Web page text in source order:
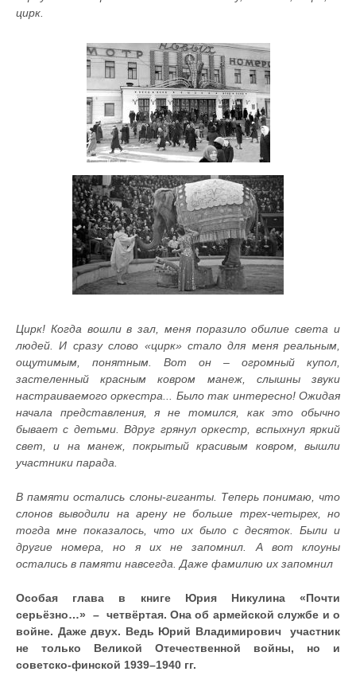
цирк.
Цирк! Когда вошли в зал, меня поразило обилие света и
людей. И сразу слово «цирк» стало для меня реальным,
ощутимым, понятным. Вот он – огромный купол,
застеленный красным ковром манеж, слышны звуки
настраиваемого оркестра... Было так интересно! Ожидая
начала представления, я не томился, как это обычно
бывает с детьми. Вдруг грянул оркестр, вспыхнул яркий
свет, и на манеж, покрытый красивым ковром, вышли
участники парада.
В памяти остались слоны-гиганты. Теперь понимаю, что
слонов выводили на арену не больше трех-четырех, но
тогда мне показалось, что их было с десяток. Были и
другие номера, но я их не запомнил. А вот клоуны
остались в памяти навсегда. Даже фамилию их запомнил
Особая глава в книге Юрия Никулина «Почти
серьёзно…» – четвёртая. Она об армейской службе и о
войне. Даже двух. Ведь Юрий Владимирович участник
не только Великой Отечественной войны, но и
советско-финской 1939–1940 гг.